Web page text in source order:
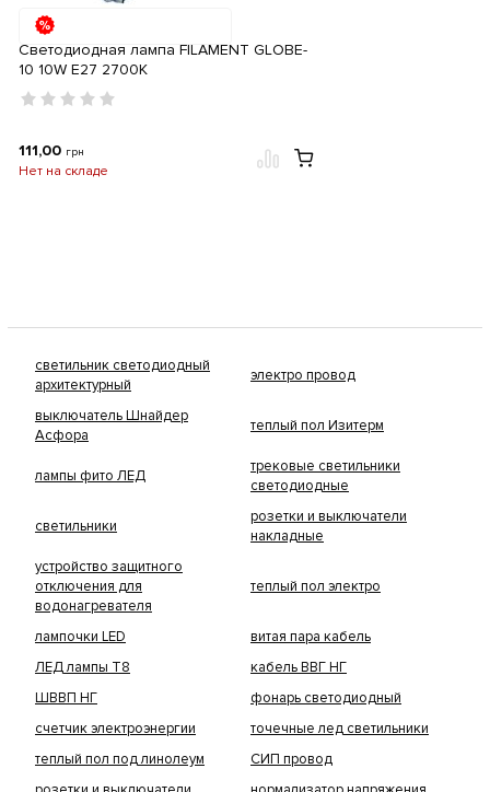
Светодиодная лампа FILAMENT GLOBE-
10 10W Е27 2700К
111,00 грн
Нет на складе
светильник светодиодный
архитектурный
электро провод
выключатель Шнайдер
Асфора
теплый пол Изитерм
лампы фито ЛЕД
трековые светильники
светодиодные
светильники
розетки и выключатели
накладные
устройство защитного
отключения для
водонагревателя
теплый пол электро
лампочки LED
витая пара кабель
ЛЕД лампы Т8
кабель ВВГ НГ
ШВВП НГ
фонарь светодиодный
счетчик электроэнергии
точечные лед светильники
теплый пол под линолеум
СИП провод